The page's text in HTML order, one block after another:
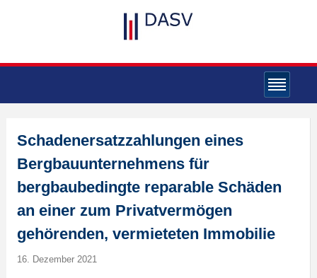
Schadenersatzzahlungen eines
Bergbauunternehmens für
bergbaubedingte reparable Schäden
an einer zum Privatvermögen
gehörenden, vermieteten Immobilie
16. Dezember 2021